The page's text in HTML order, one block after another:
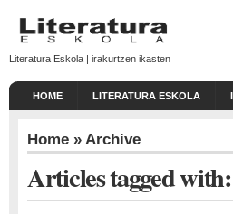
Literatura Eskola | irakurtzen ikasten
HOME LITERATURA ESKOLA
Home » Archive
Articles tagged